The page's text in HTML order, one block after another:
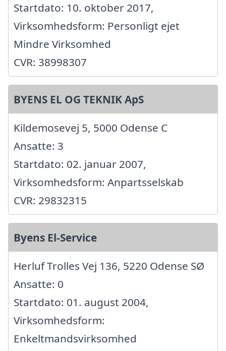
Startdato: 10. oktober 2017,
Virksomhedsform: Personligt ejet
Mindre Virksomhed
CVR: 38998307
BYENS EL OG TEKNIK ApS
Kildemosevej 5, 5000 Odense C
Ansatte: 3
Startdato: 02. januar 2007,
Virksomhedsform: Anpartsselskab
CVR: 29832315
Byens El-Service
Herluf Trolles Vej 136, 5220 Odense SØ
Ansatte: 0
Startdato: 01. august 2004,
Virksomhedsform:
Enkeltmandsvirksomhed